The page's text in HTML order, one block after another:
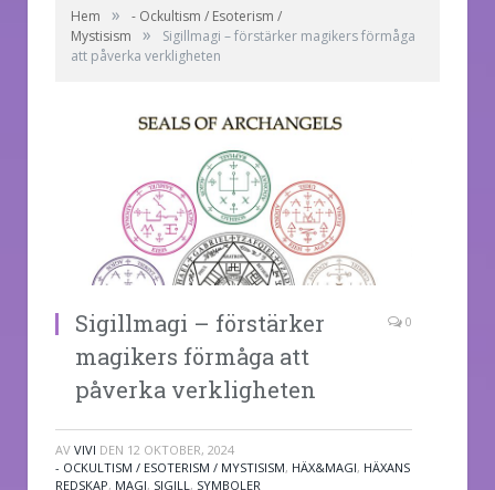
Hem »
- Ockultism / Esoterism /
Mystisism
»
Sigillmagi – förstärker magikers förmåga
att påverka verkligheten
Sigillmagi – förstärker
magikers förmåga att
påverka verkligheten
0
AV VIVI DEN 12 OKTOBER, 2024
- OCKULTISM / ESOTERISM / MYSTISISM, HÄX&MAGI, HÄXANS
REDSKAP, MAGI, SIGILL , SYMBOLER